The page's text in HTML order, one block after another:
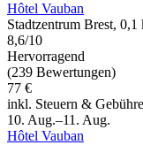
Hôtel Vauban
Stadtzentrum Brest,
8,6/10
Hervorragend
(239 Bewertungen)
77 €
inkl. Steuern &
10. Aug.–11. Aug.
Hôtel Vauban